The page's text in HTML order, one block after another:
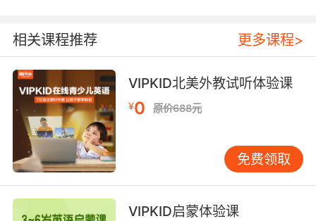
二、师资配置的专业化与全球化
外教资质直接影响教学质量。VIPKID的教师筛选
遵循"3重认证+1次试课"机制：首先要求具备
TESOL/TEFL双认证，其次需通过口音测评与教
学演示，最终仅有5%的应聘者入选。这些来自美
国、加拿大的母语者，平均教龄达5.2年，且80%
持有教育学学士学位。与传统中教相比，外教能
提供更地道的语音语调示范，据北京外国语大学
2023年调研显示，VIPKID学员的发音准确率较
行业平均水平高18个百分点。
相关课程推荐 更多课程>
VIPKID北美外教试听体验课
¥0 原价688元
免费领取
VIPKID启蒙体验课